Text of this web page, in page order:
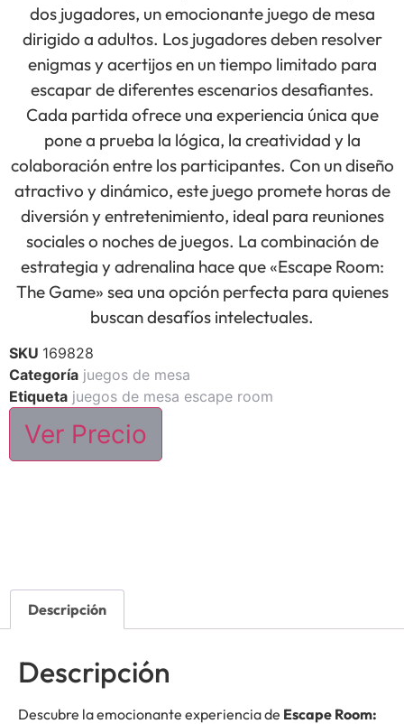
dos jugadores, un emocionante juego de mesa
dirigido a adultos. Los jugadores deben resolver
enigmas y acertijos en un tiempo limitado para
escapar de diferentes escenarios desafiantes.
Cada partida ofrece una experiencia única que
pone a prueba la lógica, la creatividad y la
colaboración entre los participantes. Con un diseño
atractivo y dinámico, este juego promete horas de
diversión y entretenimiento, ideal para reuniones
sociales o noches de juegos. La combinación de
estrategia y adrenalina hace que «Escape Room:
The Game» sea una opción perfecta para quienes
buscan desafíos intelectuales.
SKU 169828
Categoría juegos de mesa
Etiqueta juegos de mesa escape room
Ver Precio
Descripción
Descripción
Descubre la emocionante experiencia de Escape Room: